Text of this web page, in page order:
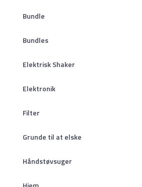
Bundle
Bundles
Elektrisk Shaker
Elektronik
Filter
Grunde til at elske
Håndstøvsuger